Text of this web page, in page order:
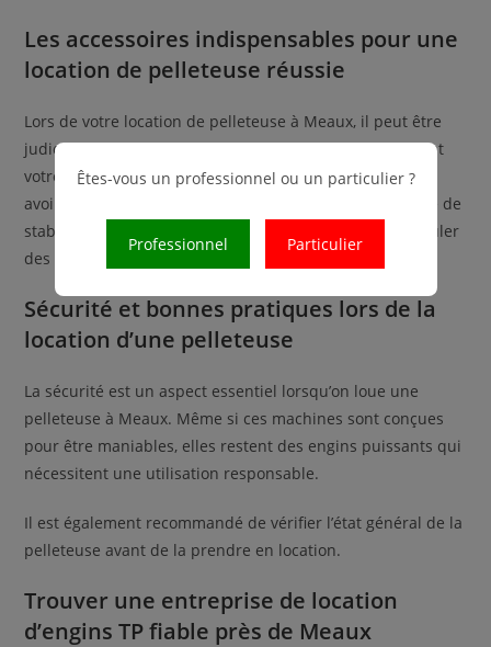
Les accessoires indispensables pour une
location de pelleteuse réussie
Lors de votre location de pelleteuse à Meaux, il peut être
judicieux d’envisager certains accessoires qui faciliteront
votre travail. Selon la nature du chantier, vous pourriez
avoir besoin de différents types de godets, d’un système de
stabilisation ou d’équipements spécifiques pour manipuler
des matériaux particuliers.
Sécurité et bonnes pratiques lors de la
location d’une pelleteuse
La sécurité est un aspect essentiel lorsqu’on loue une
pelleteuse à Meaux. Même si ces machines sont conçues
pour être maniables, elles restent des engins puissants qui
nécessitent une utilisation responsable.
Il est également recommandé de vérifier l’état général de la
pelleteuse avant de la prendre en location.
Trouver une entreprise de location
d’engins TP fiable près de Meaux
Êtes-vous un professionnel ou un particulier ?
Professionnel Particulier